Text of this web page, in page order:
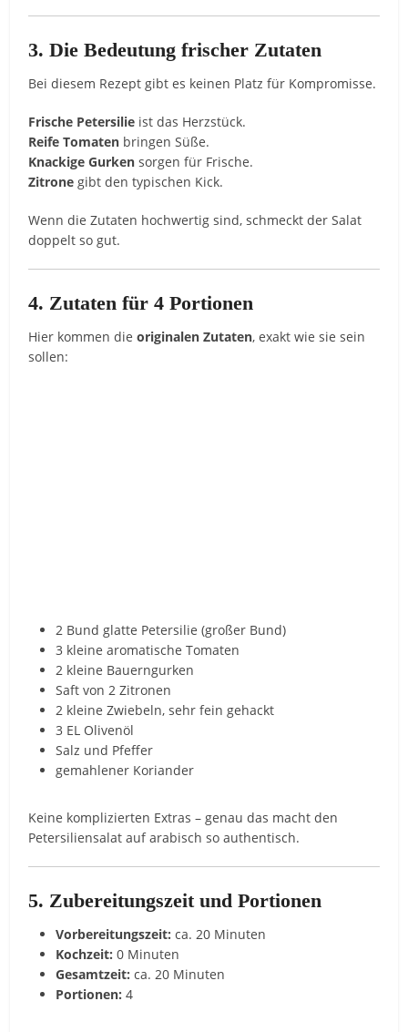
3. Die Bedeutung frischer Zutaten
Bei diesem Rezept gibt es keinen Platz für Kompromisse.
Frische Petersilie ist das Herzstück.
Reife Tomaten bringen Süße.
Knackige Gurken sorgen für Frische.
Zitrone gibt den typischen Kick.
Wenn die Zutaten hochwertig sind, schmeckt der Salat
doppelt so gut.
4. Zutaten für 4 Portionen
Hier kommen dieoriginalen Zutaten, exakt wie sie sein
sollen:
2 Bund glatte Petersilie (großer Bund)
3 kleine aromatische Tomaten
2 kleine Bauerngurken
Saft von 2 Zitronen
2 kleine Zwiebeln, sehr fein gehackt
3 EL Olivenöl
Salz und Pfeffer
gemahlener Koriander
Keine komplizierten Extras – genau das macht den
Petersiliensalat auf arabisch so authentisch.
5. Zubereitungszeit und Portionen
Vorbereitungszeit: ca. 20 Minuten
Kochzeit: 0 Minuten
Gesamtzeit: ca. 20 Minuten
Portionen: 4